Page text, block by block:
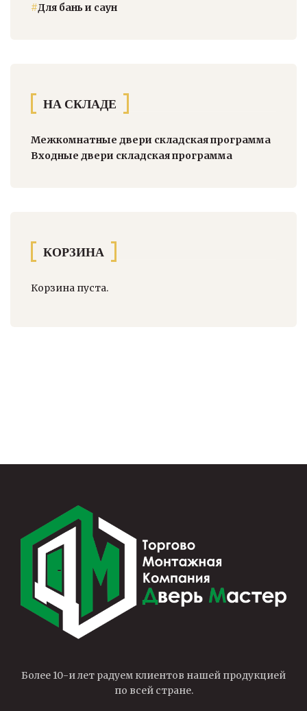
#Для бань и саун
НА СКЛАДЕ
Межкомнатные двери складская программа
Входные двери складская программа
КОРЗИНА
Корзина пуста.
Более 10-и лет радуем клиентов нашей продукцией
по всей стране.